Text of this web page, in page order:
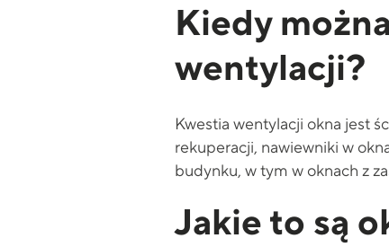
Kiedy
wentylacji?
Kwestia wentylacji okna jest
rekuperacji, nawiewniki w
budynku, w tym w oknach z
Jakie to są